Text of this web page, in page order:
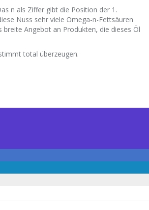
n als Ziffer gibt die Position der 1.
Nuss sehr viele Omega-n-Fettsäuren
Angebot an Produkten, die dieses Öl
total überzeugen.